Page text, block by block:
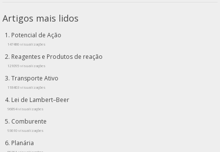
Artigos mais lidos
Potencial de Ação
147486 visualizações
Reagentes e Produtos de reação
121095 visualizações
Transporte Ativo
118403 visualizações
Lei de Lambert–Beer
96894 visualizações
Comburente
93610 visualizações
Planária